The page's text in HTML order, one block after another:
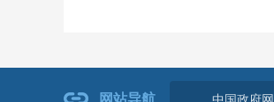
中国政府网